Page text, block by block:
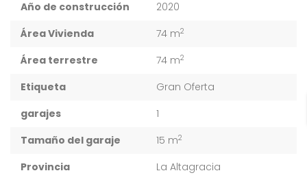
Año de construcción
2020
Área Vivienda
74 m2
Área terrestre 74 m2
Etiqueta
Gran Oferta
garajes
1
Tamaño del garaje
15 m2
Provincia La Altagracia